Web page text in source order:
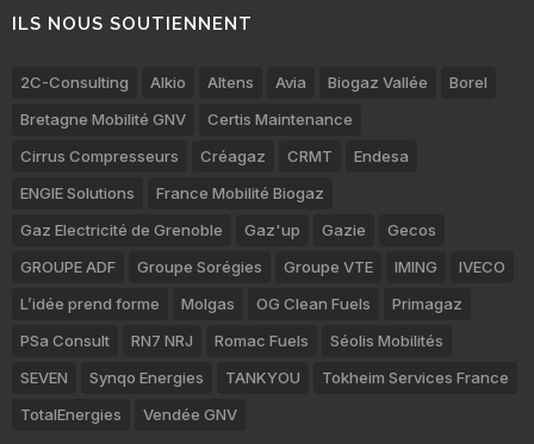
ILS NOUS SOUTIENNENT
2C-Consulting Alkio Altens Avia Biogaz Vallée
Borel
Bretagne Mobilité GNV
Certis Maintenance
Cirrus Compresseurs
Créagaz CRMT
Endesa
ENGIE Solutions
France Mobilité Biogaz
Gaz Electricité de Grenoble
Gaz'up Gazie
Gecos
GROUPE ADF
Groupe Sorégies Groupe VTE IMING
IVECO
L’idée prend forme
Molgas OG Clean Fuels
Primagaz
PSa Consult
RN7 NRJ Romac Fuels
Séolis Mobilités
SEVEN
Synqo Energies TANKYOU
Tokheim Services France
TotalEnergies
Vendée GNV